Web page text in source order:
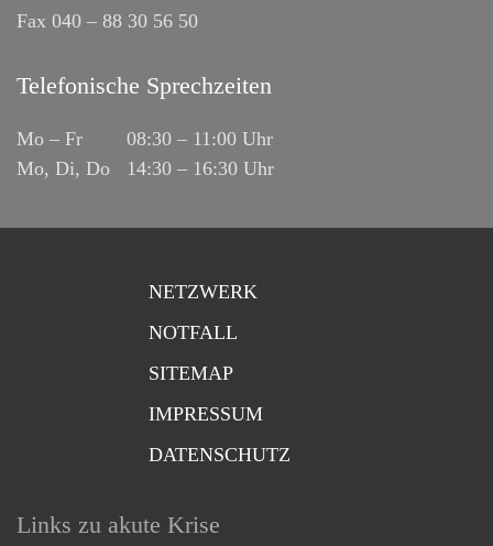
Fax 040 – 88 30 56 50
Telefonische Sprechzeiten
Mo – Fr 08:30 – 11:00 Uhr
Mo, Di, Do 14:30 – 16:30 Uhr
NETZWERK
NOTFALL
SITEMAP
IMPRESSUM
DATENSCHUTZ
Links zu akute Krise